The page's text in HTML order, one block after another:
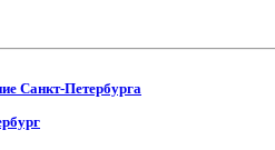
Санкт-Петербурга